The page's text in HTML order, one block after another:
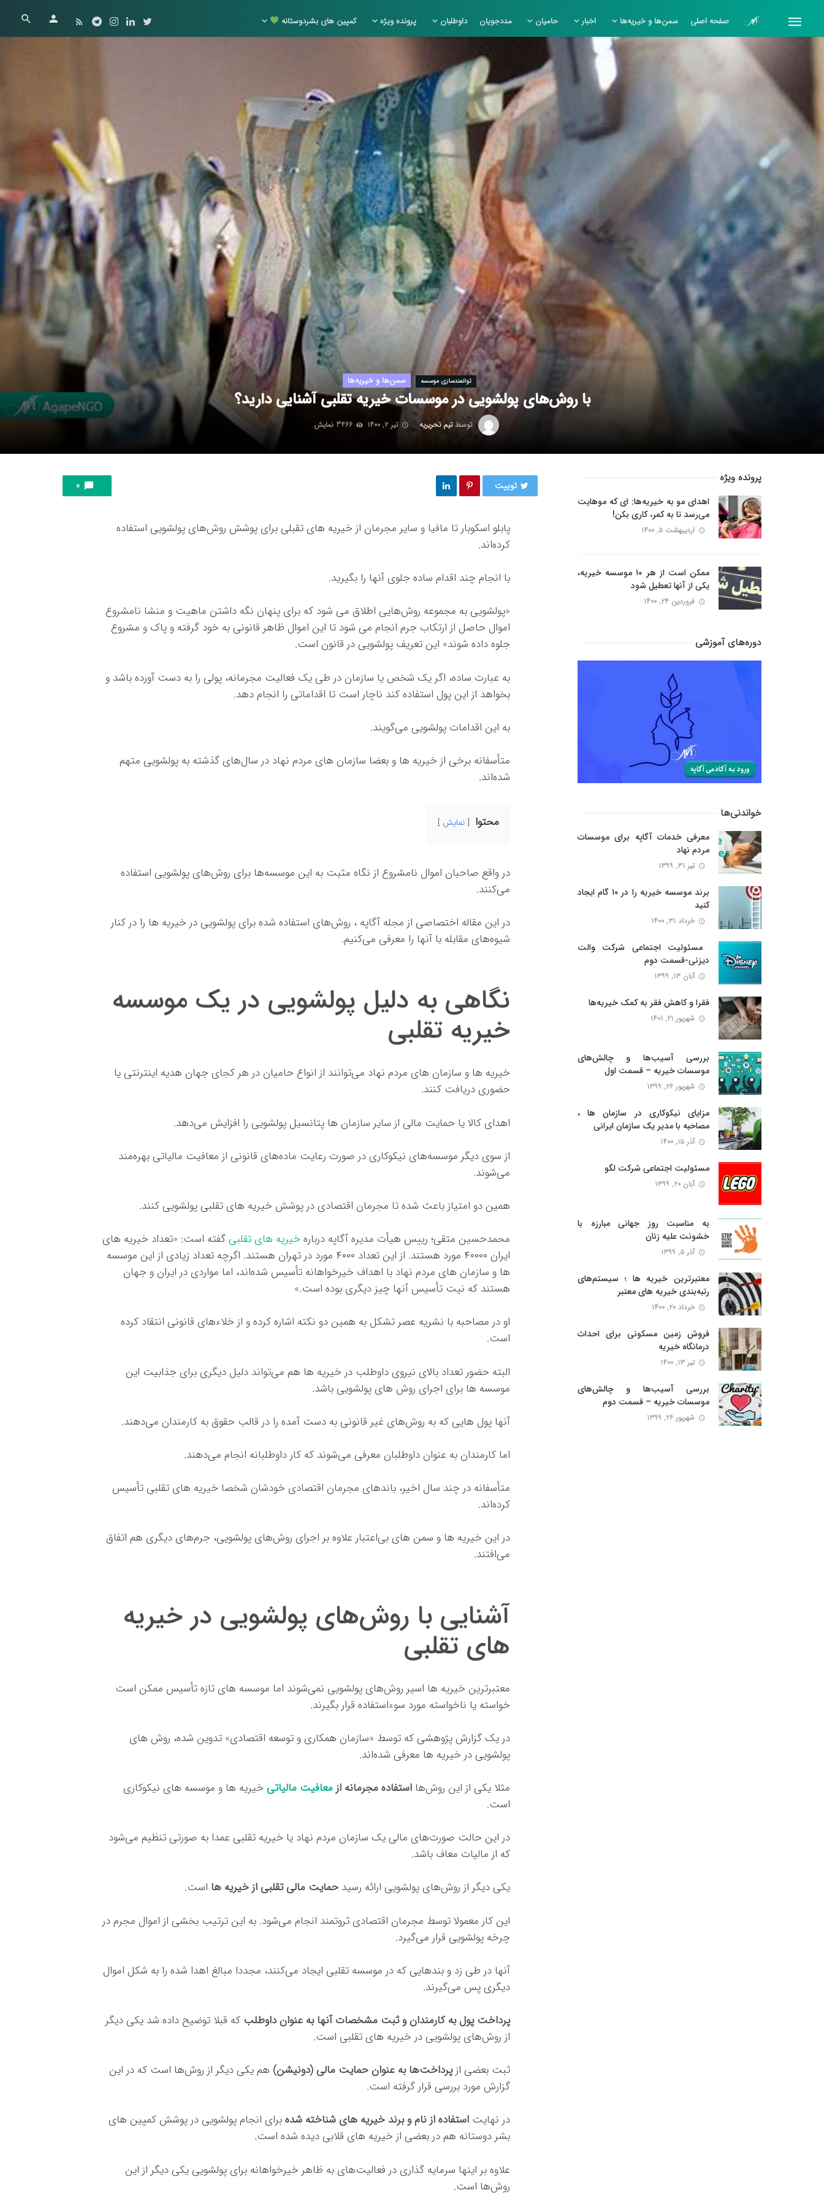
صفحه اصلی سمن‌ها و خیریه‌ها اخبار حامیان مددجویان داوطلبان پرونده ویژه کمپین های بشردوستانه
توانمندسازی موسسه سمن‌ها و خیریه‌ها
با روش‌های پولشویی در موسسات خیریه تقلبی آشنایی دارید؟
توسطتیم تحریریه تیر ۲, ۱۴۰۰ 3466 نمایش
توییت 0
پابلو اسکوبار تا مافیا و سایر مجرمان از خیریه های تقبلی برای پوشش روش‌های پولشویی استفاده
کرده‌اند.
با انجام چند اقدام ساده جلوی آنها را بگیرید.
«پولشویی به مجموعه روش‌هایی اطلاق می شود که برای پنهان نگه داشتن ماهیت و منشا نامشروع
اموال حاصل از ارتکاب جرم انجام می شود تا این اموال ظاهر قانونی به خود گرفته و پاک و مشروع
جلوه داده شوند» این تعریف پولشویی در قانون است.
به عبارت ساده، اگر یک شخص یا سازمان در طی یک فعالیت مجرمانه، پولی را به دست آورده باشد و
بخواهد از این پول استفاده کند ناچار است تا اقداماتی را انجام دهد.
به این اقدامات پولشویی می‌گویند.
متأسفانه برخی از خیریه ها و بعضا سازمان های مردم نهاد در سال‌های گذشته به پولشویی متهم
شده‌اند.
محتوا نمایش
در واقع صاحبان اموال نامشروع از نگاه مثبت به این موسسه‌ها برای روش‌های پولشویی استفاده
می‌کنند.
در این مقاله اختصاصی از مجله آگاپه ، روش‌های استفاده شده برای پولشویی در خیریه ها را در کنار
شیوه‌های مقابله با آنها را معرفی می‌کنیم.
نگاهی به دلیل پولشویی در یک موسسه
خیریه تقلبی
خیریه ها و سازمان های مردم نهاد می‌توانند از انواع حامیان در هر کجای جهان هدیه اینترنتی یا
حضوری دریافت کنند.
اهدای کالا یا حمایت مالی از سایر سازمان ها پتانسیل پولشویی را افزایش می‌دهد.
از سوی دیگر موسسه‌های نیکوکاری در صورت رعایت ماده‌های قانونی از معافیت مالیاتی بهره‌مند
می‌شوند.
همین دو امتیاز باعث شده تا مجرمان اقتصادی در پوشش خیریه های تقلبی پولشویی کنند.
محمدحسین متقی؛ رییس هیأت مدیره آگاپه درباره خیریه های تقلبیگفته است: «تعداد خیریه های
ایران ۴۰۰۰۰ مورد هستند. از این تعداد ۴۰۰۰ مورد در تهران هستند. اگرچه تعداد زیادی از این موسسه
ها و سازمان های مردم نهاد با اهداف خیرخواهانه تأسیس شده‌اند، اما مواردی در ایران و جهان
هستند که نیت تأسیس آنها چیز دیگری بوده است.»
او در مصاحبه با نشریه عصر تشکل به همین دو نکته اشاره کرده و از خلاءهای قانونی انتقاد کرده
است.
البته حضور تعداد بالای نیروی داوطلب در خیریه ها هم می‌تواند دلیل دیگری برای جذابیت این
موسسه ها برای اجرای روش های پولشویی باشد.
آنها پول هایی که به روش‌های غیر قانونی به دست آمده را در قالب حقوق به کارمندان می‌دهند.
اما کارمندان به عنوان داوطلبان معرفی می‌شوند که کار داوطلبانه انجام می‌دهند.
متأسفانه در چند سال اخیر، باندهای مجرمان اقتصادی خودشان شخصا خیریه های تقلبی تأسیس
کرده‌اند.
در این خیریه ها و سمن های بی‌اعتبار علاوه بر اجرای روش‌های پولشویی، جرم‌های دیگری هم اتفاق
می‌افتند.
آشنایی با روش‌های پولشویی در خیریه
های تقلبی
معتبرترین خیریه ها اسیر روش‌های پولشویی نمی‌شوند اما موسسه های تازه تأسیس ممکن است
خواسته یا ناخواسته مورد سوءاستفاده قرار بگیرند.
در یک گزارش پژوهشی که توسط «سازمان همکاری و توسعه اقتصادی» تدوین شده، روش های
پولشویی در خیریه ها معرفی شده‌اند.
مثلا یکی از این روش‌ها استفاده مجرمانه ازمعافیت مالیاتی خیریه ها و موسسه های نیکوکاری
است.
در این حالت صورت‌های مالی یک سازمان مردم نهاد یا خیریه تقلبی عمدا به صورتی تنظیم می‌شود
که از مالیات معاف باشد.
یکی دیگر از روش‌های پولشویی ارائه رسید حمایت مالی تقلبی از خیریه ها است.
این کار معمولا توسط مجرمان اقتصادی ثروتمند انجام می‌شود. به این ترتیب بخشی از اموال مجرم در
چرخه پولشویی قرار می‌گیرد.
آنها در طی زد و بندهایی که در موسسه تقلبی ایجاد می‌کنند، مجددا مبالغ اهدا شده را به شکل اموال
دیگری پس می‌گیرند.
پرداخت پول به کارمندان و ثبت مشخصات آنها به عنوان داوطلب که قبلا توضیح داده شد یکی دیگر
از روش‌های پولشویی در خیریه های تقلبی است.
ثبت بعضی ازپرداخت‌ها به عنوان حمایت مالی (دونیشن) هم یکی دیگر از رو‌ش‌ها است که در این
گزارش مورد بررسی قرار گرفته است.
در نهایت استفاده از نام و برند خیریه های شناخته شدهبرای انجام پولشویی در پوشش کمپین های
بشر دوستانه هم در بعضی از خیریه های قلابی دیده شده است.
علاوه بر اینها سرمایه گذاری در فعالیت‌های به ظاهر خیرخواهانه برای پولشویی یکی دیگر از این
روش‌ها است.
پرونده ویژه
اهدای مو به خیریه‌ها: ای که موهایت
می‌رسد تا به کمر، کاری بکن!
اردیبهشت ۵, ۱۴۰۰
ممکن است از هر ۱۰ موسسه خیریه،
یکی از آنها تعطیل شود
فروردین ۲۴, ۱۴۰۰
دوره‌های آموزشی
خواندنی‌ها
معرفی خدمات آگاپه برای موسسات
مردم نهاد
تیر ۳۱, ۱۳۹۹
برند موسسه خیریه را در ۱۰ گام ایجاد
کنید
خرداد ۳۱, ۱۴۰۰
‍ مسئولیت اجتماعی شرکت والت
دیزنی-قسمت دوم
آبان ۱۳, ۱۳۹۹
فقرا و کاهش فقر به کمک خیریه‌ها
شهریور ۲۱, ۱۴۰۱
بررسی آسیب‌ها و چالش‌های
موسسات خیریه – قسمت اول
شهریور ۲۶, ۱۳۹۹
مزایای نیکوکاری در سازمان ها ،
مصاحبه با مدیر یک سازمان ایرانی
آذر ۱۵, ۱۴۰۰
مسئولیت اجتماعی شرکت لگو
آبان ۲۰, ۱۳۹۹
به مناسبت روز جهانی مبارزه با
خشونت علیه زنان
آذر ۵, ۱۳۹۹
معتبرترین خیریه ها ؛ سیستم‌های
رتبه‌‌بندی خیریه های معتبر
خرداد ۲۰, ۱۴۰۰
فروش زمین مسکونی برای احداث
درمانگاه خیریه
تیر ۱۳, ۱۴۰۰
بررسی آسیب‌ها و چالش‌های
موسسات خیریه – قسمت دوم
شهریور ۲۶, ۱۳۹۹